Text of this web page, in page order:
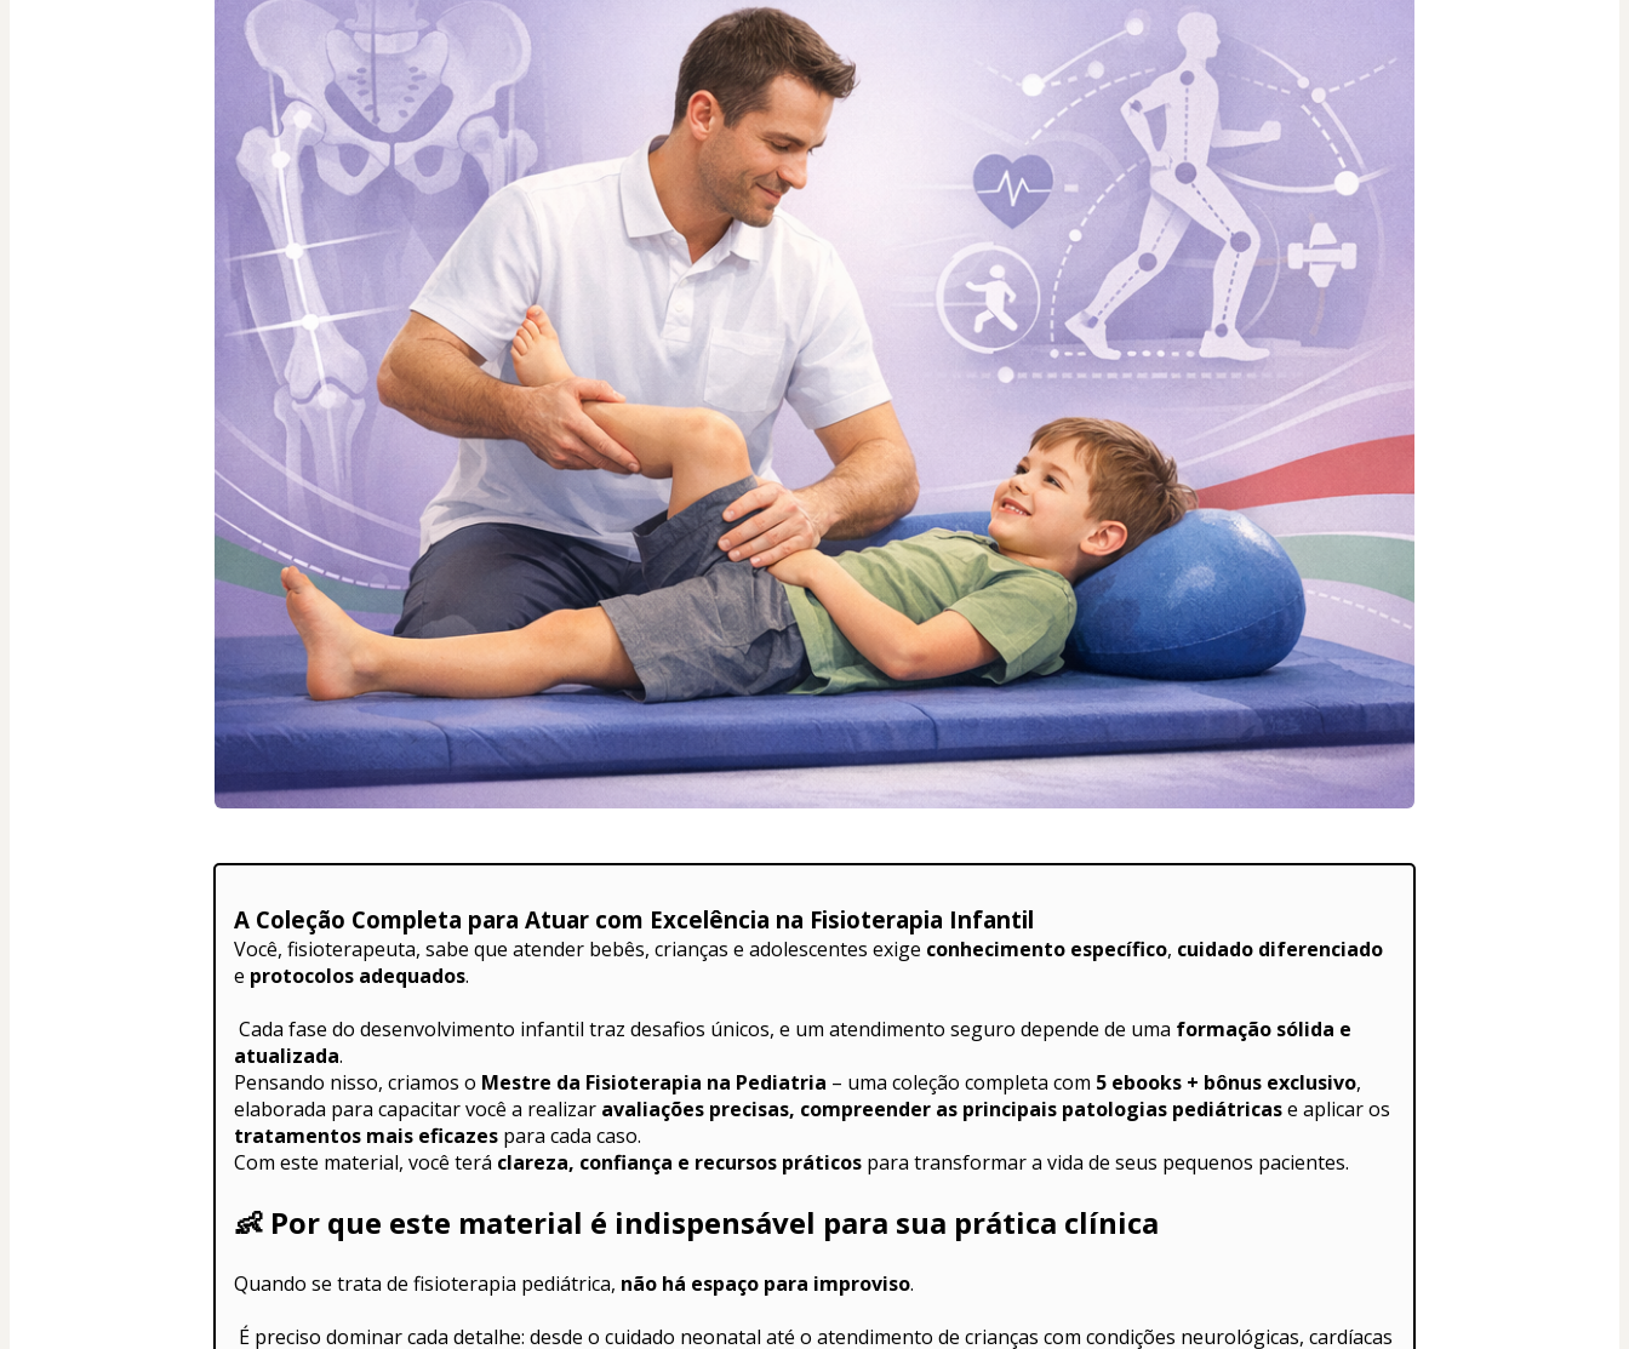
A Coleção Completa para Atuar com Excelência na Fisioterapia Infantil
Você, fisioterapeuta, sabe que atender bebês, crianças e adolescentes exige conhecimento específico, cuidado diferenciado
e protocolos adequados.
Cada fase do desenvolvimento infantil traz desafios únicos, e um atendimento seguro depende de uma formação sólida e
atualizada.
Pensando nisso, criamos o Mestre da Fisioterapia na Pediatria – uma coleção completa com 5 ebooks + bônus exclusivo,
elaborada para capacitar você a realizar avaliações precisas, compreender as principais patologias pediátricas
tratamentos mais eficazes para cada caso.
Com este material, você terá clareza, confiança e recursos práticos para transformar a vida de seus pequenos pacientes.
👶 Por que este material é indispensável para sua prática clínica
Quando se trata de fisioterapia pediátrica, não há espaço para improviso.